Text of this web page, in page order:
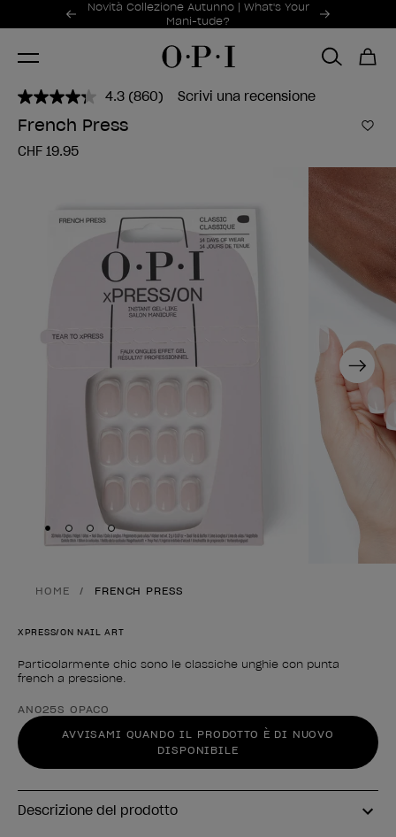
Offerte promozionali
Novità Collezione Autunno | What's Your
Mani-tude?
Item 1 of 2
4.3 Leggi
(860) Scrivi una recensione
French Press
CHF 19.95
Next
Skip to slide1
Skip to slide2
Skip to slide3
Skip to slide4
HOME FRENCH PRESS
XPRESS/ON NAIL ART
Particolarmente chic sono le classiche unghie con punta
french a pressione.
Forma del prodotto
AN025S OPACO
AVVISAMI QUANDO IL PRODOTTO È DI NUOVO
DISPONIBILE
Descrizione del prodotto